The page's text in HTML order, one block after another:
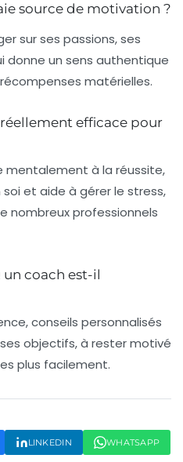
source de motivation ?
sur ses passions, ses
donne un sens authentique
matérielles.
efficace pour
mentalement à la réussite,
et aide à gérer le stress,
nombreux professionnels
coach est-il
conseils personnalisés
objectifs, à rester motivé
plus facilement.
LINKEDIN WHATSAPP